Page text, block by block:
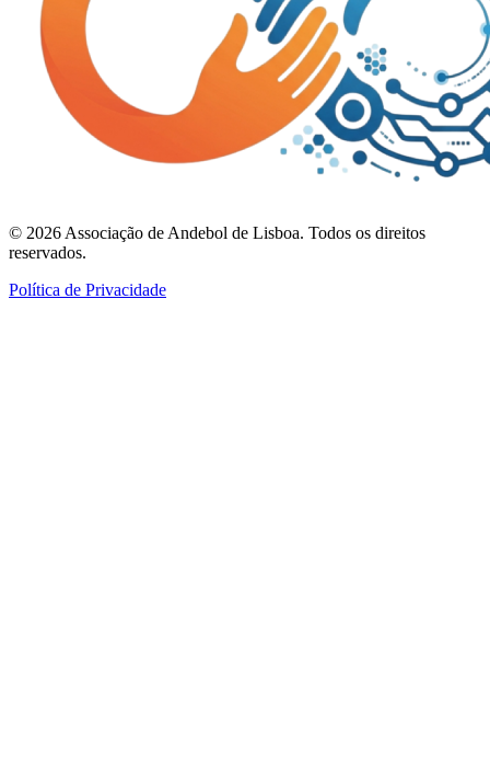
© 2026 Associação de Andebol de Lisboa. Todos os direitos
reservados.
Política de Privacidade